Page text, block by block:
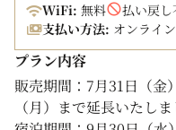
WiFi: 無料
払い戻し
支払い方法: オンライ
プラン内容
販売期間：7月31日（
（月）まで延長いたしま